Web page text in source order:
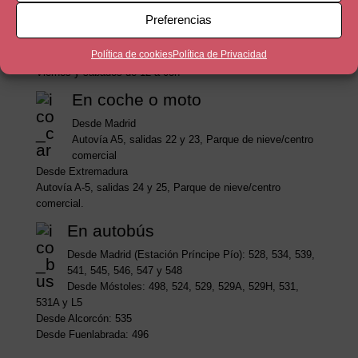
Preferencias
Política de cookiesPolítica de Privacidad
Zona ocio y restauración:
De domingo a jueves de 10 a 01h
Viernes y sábados de 12 a 03h
En coche o moto
Desde Madrid
Autovía A5, salidas 22 y 23, Parque de nieve/centro
comercial
Desde Extremadura
Autovía A-5, salidas 24 y 25, Parque de nieve/centro
comercial.
En autobús
Desde Madrid (Estación Príncipe Pío): 528, 534, 539,
541, 545, 546, 547 y 548
Desde Móstoles: 498, 524, 529, 529A, 529H, 531,
531A y L5
Desde Alcorcón: 535
Desde Fuenlabrada: 496